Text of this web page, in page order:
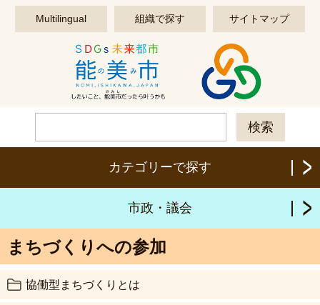
このページの本文へ移動する
Multilingual 組織で探す サイトマップ
カテゴリーで探す
まちづくりへの参加
協働型まちづくりとは
市政・議会